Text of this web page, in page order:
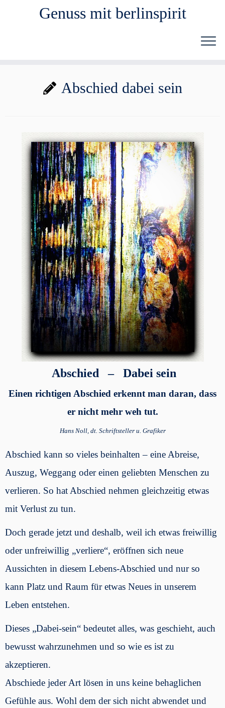
Genuss mit berlinspirit
Abschied dabei sein
Abschied – Dabei sein
Einen richtigen Abschied erkennt man daran, dass
er nicht mehr weh tut.
Hans Noll, dt. Schriftsteller u. Grafiker
Abschied kann so vieles beinhalten – eine Abreise,
Auszug, Weggang oder einen geliebten Menschen zu
verlieren. So hat Abschied nehmen gleichzeitig etwas
mit Verlust zu tun.
Doch gerade jetzt und deshalb, weil ich etwas freiwillig
oder unfreiwillig „verliere“, eröffnen sich neue
Aussichten in diesem Lebens-Abschied und nur so
kann Platz und Raum für etwas Neues in unserem
Leben entstehen.
Dieses „Dabei-sein“ bedeutet alles, was geschieht, auch
bewusst wahrzunehmen und so wie es ist zu
akzeptieren.
Abschiede jeder Art lösen in uns keine behaglichen
Gefühle aus. Wohl dem der sich nicht abwendet und